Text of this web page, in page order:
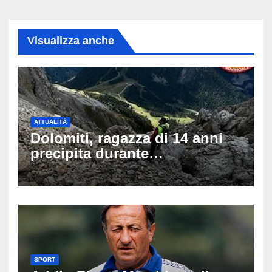
Visualizza anche
ATTUALITÀ
Dolomiti, ragazza di 14 anni
precipita durante
un’escursione: tragedia sul
Latemar davanti alla famiglia
SPORT